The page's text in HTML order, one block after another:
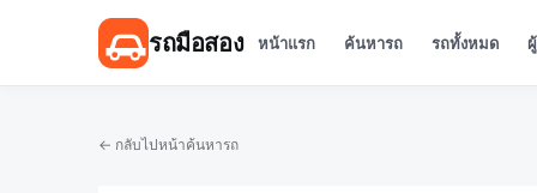
รถมือสอง หน้าแรก ค้นหารถ รถทั้งหมด
← กลับไปหน้าค้นหารถ